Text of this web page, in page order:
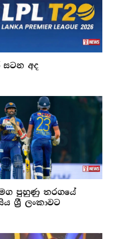
සටන අද
පුහුණු තරගයේ
ශ්‍රී ලංකාවට